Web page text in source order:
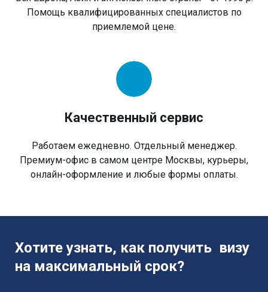
Помощь квалифицированных специалистов по
приемлемой цене.
Качественный сервис
Работаем ежедневно. Отдельный менеджер.
Премиум-офис в самом центре Москвы, курьеры,
онлайн-оформление и любые формы оплаты.
Хотите узнать, как получить визу
на максимальный срок?